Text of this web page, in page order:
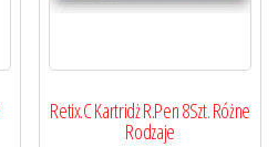
Retix.C Kartridż R.Pen 8Szt. Różne
Rodzaje